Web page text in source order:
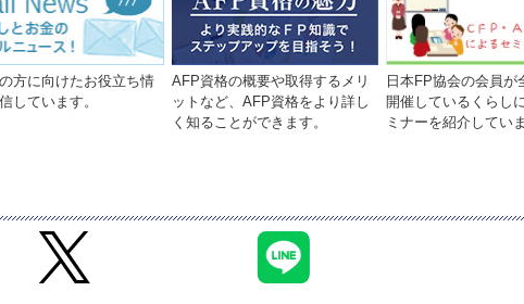
方に向けたお役立ち情
しています。
AFP資格の概要や取得するメリ
ットなど、AFP資格をより詳し
く知ることができます。
日本FP協会の会員が
開催しているくらし
ミナーを紹介してい